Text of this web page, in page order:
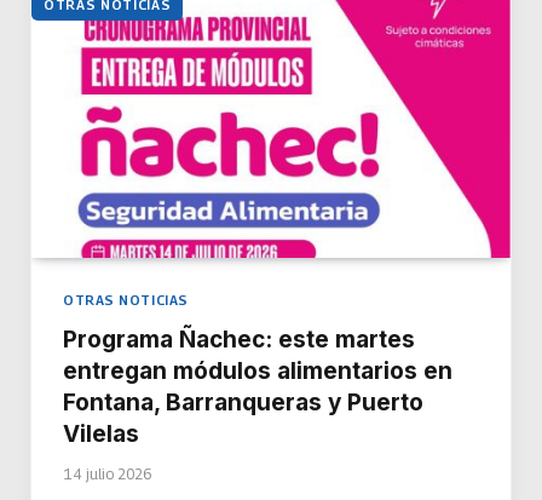
OTRAS NOTICIAS
OTRAS NOTICIAS
Programa Ñachec: este martes
entregan módulos alimentarios en
Fontana, Barranqueras y Puerto
Vilelas
14 julio 2026